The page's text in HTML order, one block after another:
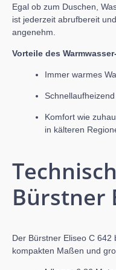
Egal ob zum Duschen,
ist jederzeit abrufbereit
angenehm.
Vorteile des
Immer warmes
Komfort wie
in kälteren
Bürstner
Der Bürstner Eliseo C
kompakten Maßen und